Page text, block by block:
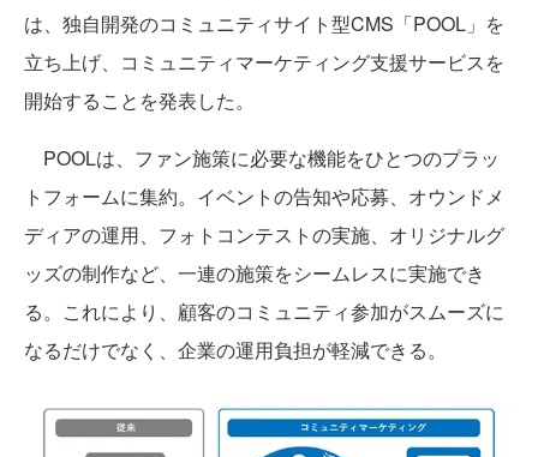
は、独自開発のコミュニティサイト型CMS「POOL」を
立ち上げ、コミュニティマーケティング支援サービスを
開始することを発表した。
POOLは、ファン施策に必要な機能をひとつのプラッ
トフォームに集約。イベントの告知や応募、オウンドメ
ディアの運用、フォトコンテストの実施、オリジナルグ
ッズの制作など、一連の施策をシームレスに実施でき
る。これにより、顧客のコミュニティ参加がスムーズに
なるだけでなく、企業の運用負担が軽減できる。